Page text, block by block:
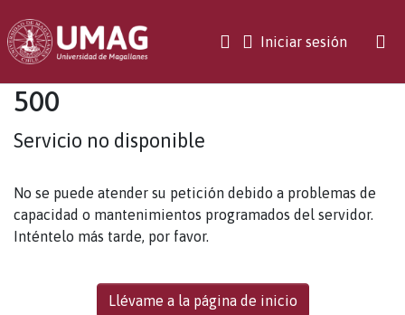
Iniciar sesión(current)
500
Servicio no disponible
No se puede atender su petición debido a problemas de
capacidad o mantenimientos programados del servidor.
Inténtelo más tarde, por favor.
Llévame a la página de inicio